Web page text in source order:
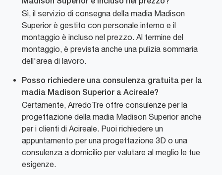
Madison Superior è incluso nel prezzo?
Sì, il servizio di consegna della madia Madison
Superior è gestito con personale interno e il
montaggio è incluso nel prezzo. Al termine del
montaggio, è prevista anche una pulizia sommaria
dell'area di lavoro.
Posso richiedere una consulenza gratuita per la
madia Madison Superior a Acireale?
Certamente, ArredoTre offre consulenze per la
progettazione della madia Madison Superior anche
per i clienti di Acireale. Puoi richiedere un
appuntamento per una progettazione 3D o una
consulenza a domicilio per valutare al meglio le tue
esigenze.